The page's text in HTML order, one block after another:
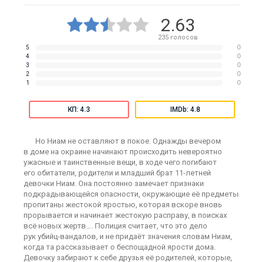
2.63
235голосов
5
0
4
0
3
0
2
0
1
0
КП: 4.3 IMDb: 4.8
Но Ниам не оставляют в покое. Однажды вечером
в доме на окраине начинают происходить невероятно
ужасные и таинственные вещи, в ходе чего погибают
его обитатели, родители и младший брат 11-летней
девочки Ниам. Она постоянно замечает признаки
подкрадывающейся опасности, окружающие её предметы
пропитаны жестокой яростью, которая вскоре вновь
прорывается и начинает жестокую расправу, в поисках
всё новых жертв…. Полиция считает, что это дело
рук убийц-вандалов, и не придаёт значения словам Ниам,
когда та рассказывает о беспощадной ярости дома.
Девочку забирают к себе друзья её родителей, которые,